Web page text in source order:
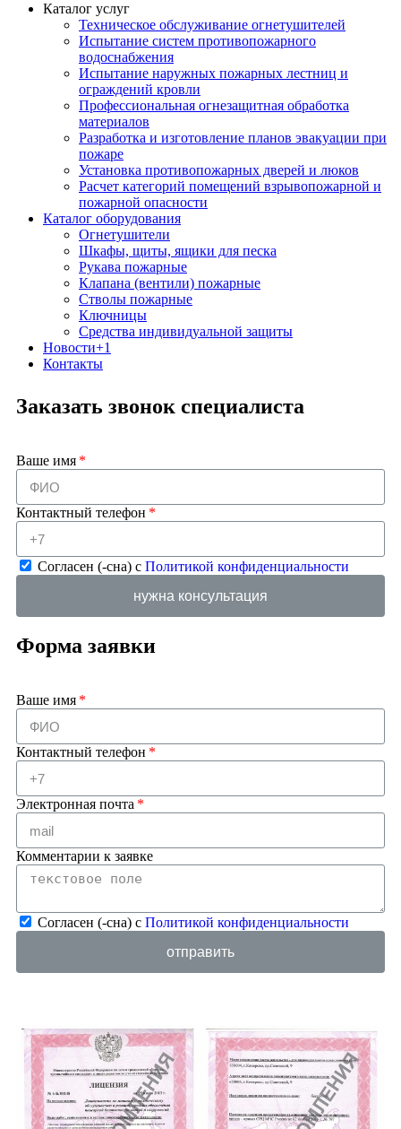
Каталог услуг
Техническое обслуживание огнетушителей
Испытание систем противопожарного
водоснабжения
Испытание наружных пожарных лестниц и
ограждений кровли
Профессиональная огнезащитная обработка
материалов
Разработка и изготовление планов эвакуации при
пожаре
Установка противопожарных дверей и люков
Расчет категорий помещений взрывопожарной и
пожарной опасности
Каталог оборудования
Огнетушители
Шкафы, щиты, ящики для песка
Рукава пожарные
Клапана (вентили) пожарные
Стволы пожарные
Ключницы
Средства индивидуальной защиты
Новости+1
Контакты
Заказать звонок специалиста
Ваше имя
Контактный телефон
Согласен (-сна) с Политикой конфиденциальности
нужна консультация
Форма заявки
Ваше имя
Контактный телефон
Электронная почта
Комментарии к заявке
Согласен (-сна) с Политикой конфиденциальности
отправить